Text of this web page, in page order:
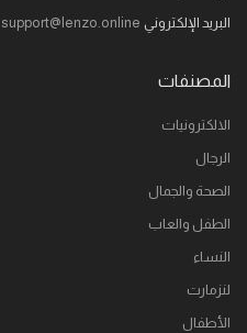
البريد الإلكتروني support@lenzo.online
المصنفات
الالكترونيات
الرجال
الصحة والجمال
الطفل والعاب
النساء
لنزمارت
الأطفال